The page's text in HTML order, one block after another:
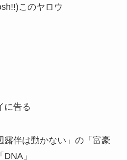
このヤロウ
に告る
伴は動かない」の「富豪
」